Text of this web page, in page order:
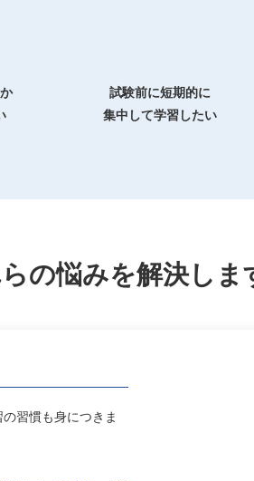
試験前に短期的に
集中して学習したい
の悩みを解決しま
習慣も身につきま